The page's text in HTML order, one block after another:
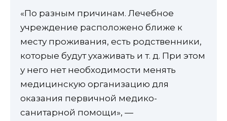
«По разным причинам. Лечебное
учреждение расположено ближе к
месту проживания, есть родственники,
которые будут ухаживать и т. д. При этом
у него нет необходимости менять
медицинскую организацию для
оказания первичной медико-
санитарной помощи», —